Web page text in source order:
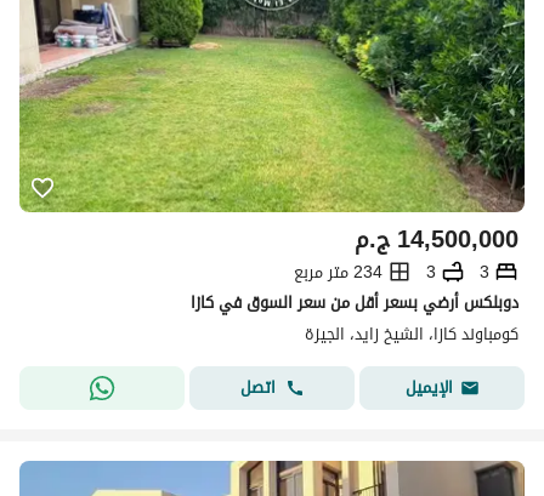
ج.م14,500,000
3
3
234 متر مربع
دوبلكس أرضي بسعر أقل من سعر السوق في كازا
كومباوند كازا، الشيخ زايد، الجيزة
الإيميل
اتصل